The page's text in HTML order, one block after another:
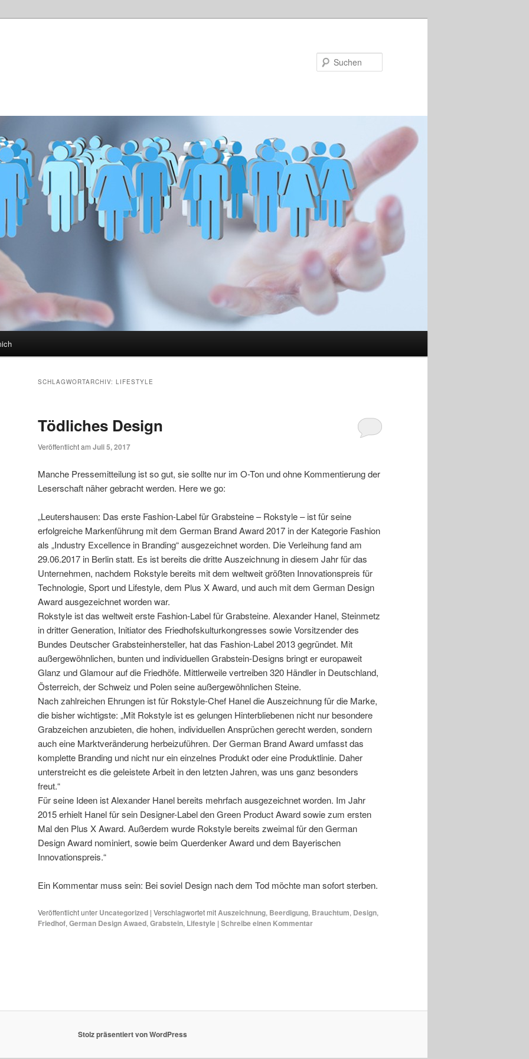
SCHLAGWORTARCHIV: LIFESTYLE
Tödliches Design
Veröffentlicht am Juli 5, 2017
Manche Pressemitteilung ist so gut, sie sollte nur im O-Ton und ohne Kommentierung der
Leserschaft näher gebracht werden. Here we go:
„Leutershausen: Das erste Fashion-Label für Grabsteine – Rokstyle – ist für seine
erfolgreiche Markenführung mit dem German Brand Award 2017 in der Kategorie Fashion
als „Industry Excellence in Branding“ ausgezeichnet worden. Die Verleihung fand am
29.06.2017 in Berlin statt. Es ist bereits die dritte Auszeichnung in diesem Jahr für das
Unternehmen, nachdem Rokstyle bereits mit dem weltweit größten Innovationspreis für
Technologie, Sport und Lifestyle, dem Plus X Award, und auch mit dem German Design
Award ausgezeichnet worden war.
Rokstyle ist das weltweit erste Fashion-Label für Grabsteine. Alexander Hanel, Steinmetz
in dritter Generation, Initiator des Friedhofskulturkongresses sowie Vorsitzender des
Bundes Deutscher Grabsteinhersteller, hat das Fashion-Label 2013 gegründet. Mit
außergewöhnlichen, bunten und individuellen Grabstein-Designs bringt er europaweit
Glanz und Glamour auf die Friedhöfe. Mittlerweile vertreiben 320 Händler in Deutschland,
Österreich, der Schweiz und Polen seine außergewöhnlichen Steine.
Nach zahlreichen Ehrungen ist für Rokstyle-Chef Hanel die Auszeichnung für die Marke,
die bisher wichtigste: „Mit Rokstyle ist es gelungen Hinterbliebenen nicht nur besondere
Grabzeichen anzubieten, die hohen, individuellen Ansprüchen gerecht werden, sondern
auch eine Marktveränderung herbeizuführen. Der German Brand Award umfasst das
komplette Branding und nicht nur ein einzelnes Produkt oder eine Produktlinie. Daher
unterstreicht es die geleistete Arbeit in den letzten Jahren, was uns ganz besonders
freut.“
Für seine Ideen ist Alexander Hanel bereits mehrfach ausgezeichnet worden. Im Jahr
2015 erhielt Hanel für sein Designer-Label den Green Product Award sowie zum ersten
Mal den Plus X Award. Außerdem wurde Rokstyle bereits zweimal für den German
Design Award nominiert, sowie beim Querdenker Award und dem Bayerischen
Innovationspreis.“
Ein Kommentar muss sein: Bei soviel Design nach dem Tod möchte man sofort sterben.
Veröffentlicht unter Uncategorized | Verschlagwortet mitAuszeichnung, Beerdigung, Brauchtum, Design,
Friedhof, German Design Awaed, Grabstein, Lifestyle | Schreibe einen Kommentar
Stolz präsentiert von WordPress